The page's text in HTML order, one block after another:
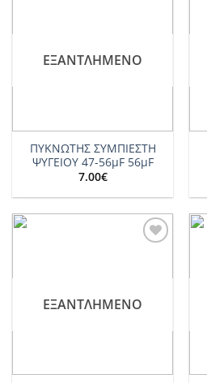
ΕΞΑΝΤΛΗΜΈΝΟ
ΠΥΚΝΩΤΗΣ ΣΥΜΠΙΕΣΤΗ
ΨΥΓΕΙΟY 47-56μF 56μF
7.00€
ΕΞΑΝΤΛΗΜΈΝΟ